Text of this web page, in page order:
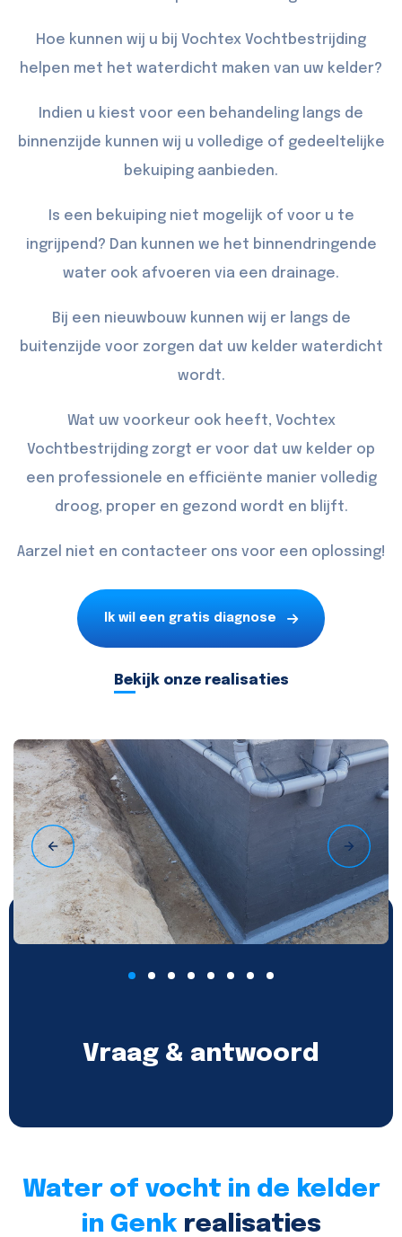
Hoe kunnen wij u bij Vochtex Vochtbestrijding
helpen met het waterdicht maken van uw kelder?
Indien u kiest voor een behandeling langs de
binnenzijde kunnen wij u volledige of gedeeltelijke
bekuiping aanbieden.
Is een bekuiping niet mogelijk of voor u te
ingrijpend? Dan kunnen we het binnendringende
water ook afvoeren via een drainage.
Bij een nieuwbouw kunnen wij er langs de
buitenzijde voor zorgen dat uw kelder waterdicht
wordt.
Wat uw voorkeur ook heeft, Vochtex
Vochtbestrijding zorgt er voor dat uw kelder op
een professionele en efficiënte manier volledig
droog, proper en gezond wordt en blijft.
Aarzel niet en contacteerons voor een oplossing!
Ik wil een gratis diagnose
Bekijk onze realisaties
Vraag & antwoord
Water of vocht in de kelder
in Genkrealisaties